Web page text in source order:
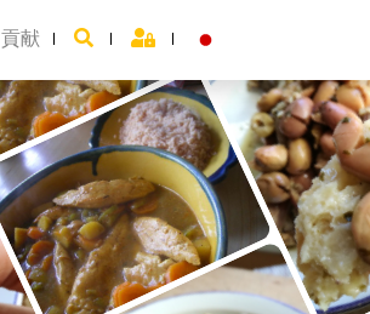
貢献